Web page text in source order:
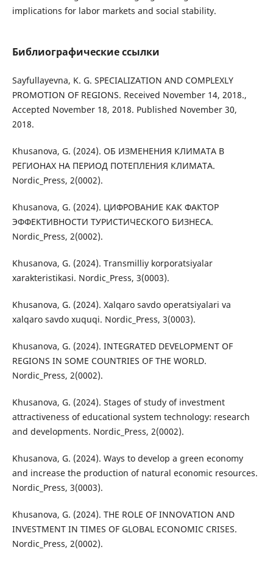
implications for labor markets and social stability.
Библиографические ссылки
Sayfullayevna, K. G. SPECIALIZATION AND COMPLEXLY
PROMOTION OF REGIONS. Received November 14, 2018.,
Accepted November 18, 2018. Published November 30,
2018.
Khusanova, G. (2024). ОБ ИЗМЕНЕНИЯ КЛИМАТА В
РЕГИОНАХ НА ПЕРИОД ПОТЕПЛЕНИЯ КЛИМАТА.
Nordic_Press, 2(0002).
Khusanova, G. (2024). ЦИФРОВАНИЕ КАК ФАКТОР
ЭФФЕКТИВНОСТИ ТУРИСТИЧЕСКОГО БИЗНЕСА.
Nordic_Press, 2(0002).
Khusanova, G. (2024). Transmilliy korporatsiyalar
xarakteristikasi. Nordic_Press, 3(0003).
Khusanova, G. (2024). Xalqaro savdo operatsiyalari va
xalqaro savdo xuquqi. Nordic_Press, 3(0003).
Khusanova, G. (2024). INTEGRATED DEVELOPMENT OF
REGIONS IN SOME COUNTRIES OF THE WORLD.
Nordic_Press, 2(0002).
Khusanova, G. (2024). Stages of study of investment
attractiveness of educational system technology: research
and developments. Nordic_Press, 2(0002).
Khusanova, G. (2024). Ways to develop a green economy
and increase the production of natural economic resources.
Nordic_Press, 3(0003).
Khusanova, G. (2024). THE ROLE OF INNOVATION AND
INVESTMENT IN TIMES OF GLOBAL ECONOMIC CRISES.
Nordic_Press, 2(0002).